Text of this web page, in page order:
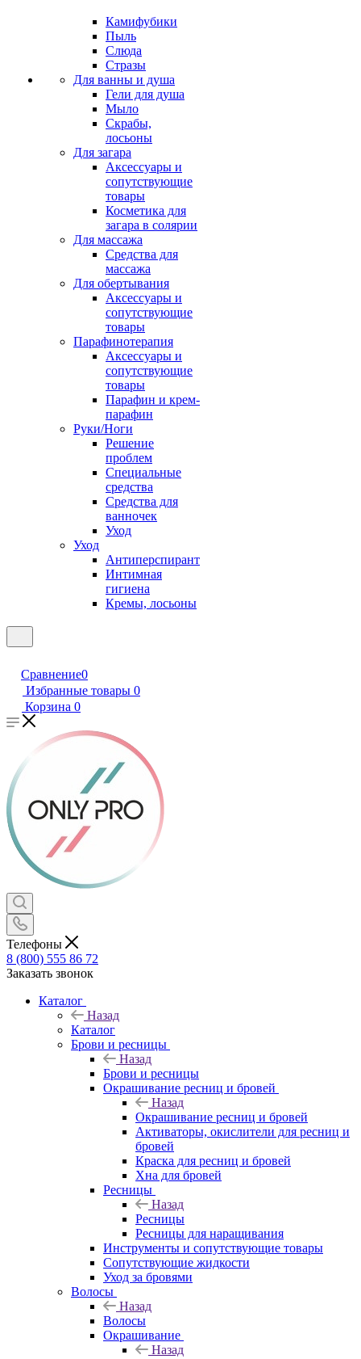
Камифубики
Пыль
Слюда
Стразы
Для ванны и душа
Гели для душа
Мыло
Скрабы,
лосьоны
Для загара
Аксессуары и
сопутствующие
товары
Косметика для
загара в солярии
Для массажа
Средства для
массажа
Для обертывания
Аксессуары и
сопутствующие
товары
Парафинотерапия
Аксессуары и
сопутствующие
товары
Парафин и крем-
парафин
Руки/Ноги
Решение
проблем
Специальные
средства
Средства для
ванночек
Уход
Уход
Антиперспирант
Интимная
гигиена
Кремы, лосьоны
Сравнение0
Избранные товары 0
Корзина 0
Телефоны
8 (800) 555 86 72
Заказать звонок
Каталог
Назад
Каталог
Брови и ресницы
Назад
Брови и ресницы
Окрашивание ресниц и бровей
Назад
Окрашивание ресниц и бровей
Активаторы, окислители для ресниц и
бровей
Краска для ресниц и бровей
Хна для бровей
Ресницы
Назад
Ресницы
Ресницы для наращивания
Инструменты и сопутствующие товары
Сопутствующие жидкости
Уход за бровями
Волосы
Назад
Волосы
Окрашивание
Назад